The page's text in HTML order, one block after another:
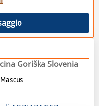
Goriška Slovenia